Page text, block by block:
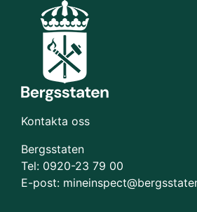
Kontakta oss
Bergsstaten
Tel: 0920-23 79 00
E-post: